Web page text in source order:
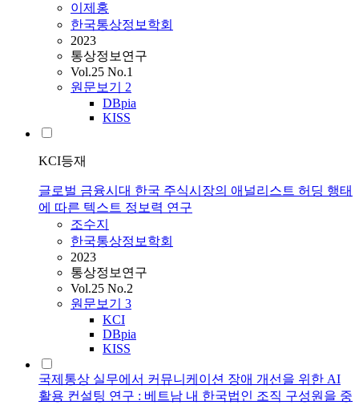
이제홍
한국통상정보학회
2023
통상정보연구
Vol.25 No.1
원문보기 2
DBpia
KISS
KCI등재
글로벌 금융시대 한국 주식시장의 애널리스트 허딩 행태
에 따른 텍스트 정보력 연구
조수지
한국통상정보학회
2023
통상정보연구
Vol.25 No.2
원문보기 3
KCI
DBpia
KISS
국제통상 실무에서 커뮤니케이션 장애 개선을 위한 AI
활용 컨설팅 연구 : 베트남 내 한국법인 조직 구성원을 중